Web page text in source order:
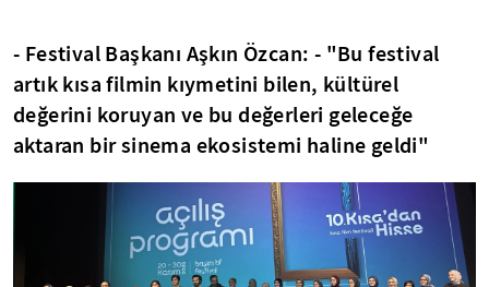
- Festival Başkanı Aşkın Özcan: - "Bu festival
artık kısa filmin kıymetini bilen, kültürel
değerini koruyan ve bu değerleri geleceğe
aktaran bir sinema ekosistemi haline geldi"